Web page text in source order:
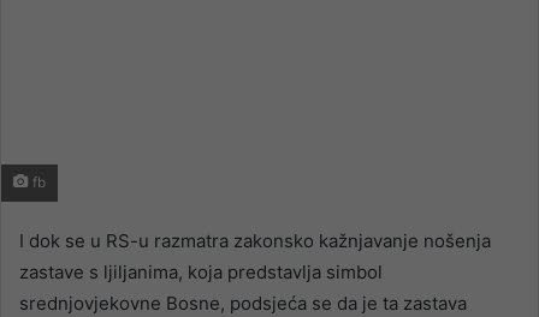
fb
I dok se u RS-u razmatra zakonsko kažnjavanje nošenja
zastave s ljiljanima, koja predstavlja simbol
srednjovjekovne Bosne, podsjeća se da je ta zastava